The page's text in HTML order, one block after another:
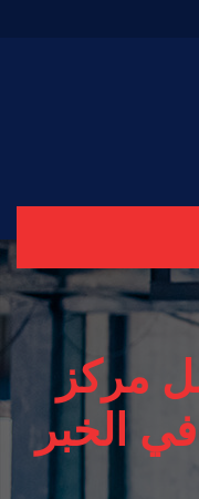
مركز
الخبر